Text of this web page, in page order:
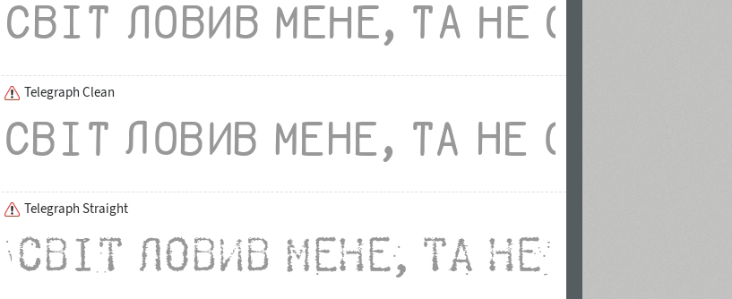
Состав символов, помимо базового набора, имеет ряд специальных аббревиатур в
качестве альтернатив к обычным знакам препинания в соответствии с «Правилами
предоставления услуг телеграфной связи Российской Федерации». Шрифт благодаря
информации характер срочности и важности. Имеет сильный запоминающийся рисунок и
будет хорошо работать в широком диапазоне акцидентной продукции. И
первоначальная версия, и последующие доработки выполнены Геннадием Фридманом.
Telegraph Clean
Telegraph Straight